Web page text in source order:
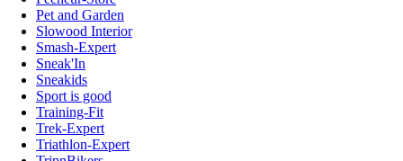
Pet and Garden
Slowood Interior
Smash-Expert
Sneak'In
Sneakids
Sport is good
Training-Fit
Trek-Expert
Triathlon-Expert